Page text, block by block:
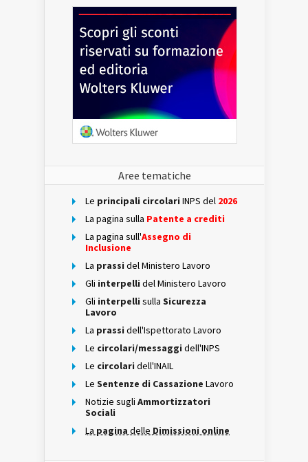
Aree tematiche
Le principali circolari INPS del 2026
La pagina sulla Patente a crediti
La pagina sull'Assegno di
Inclusione
La prassi del Ministero Lavoro
Gli interpelli del Ministero Lavoro
Gli interpelli sulla Sicurezza
Lavoro
La prassi dell'Ispettorato Lavoro
Le circolari/messaggi dell'INPS
Le circolari dell'INAIL
Le Sentenze di Cassazione Lavoro
Notizie sugli Ammortizzatori
Sociali
La pagina delle Dimissioni online